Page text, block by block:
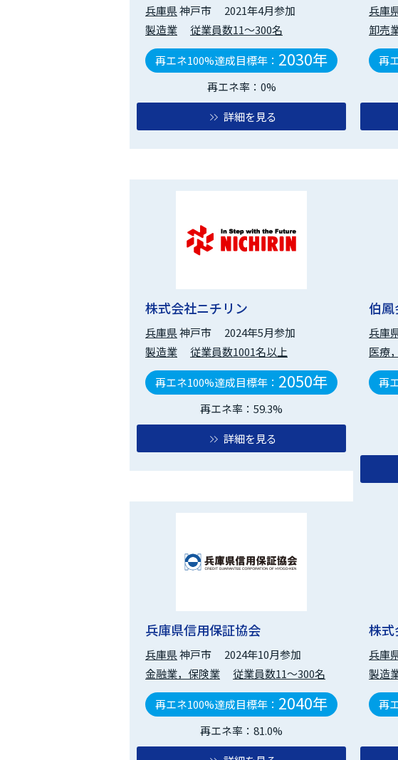
兵庫県神戸市
2021年4月参加
製造業
従業員数11～300名
再エネ100%達成目標年： 2030年
再エネ率：0%
詳細を見る
兵庫
卸売
再
株式会社ニチリン
兵庫県神戸市
2024年5月参加
製造業
従業員数1001名以上
再エネ100%達成目標年： 2050年
再エネ率：59.3%
詳細を見る
伯鳳
兵庫
医療
再
兵庫県信用保証協会
兵庫県神戸市
2024年10月参加
金融業，保険業
従業員数11～300名
再エネ100%達成目標年： 2040年
再エネ率：81.0%
株
兵庫
製造
再